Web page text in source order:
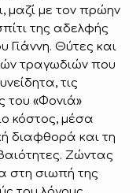
μαζί με τον πρώην
της αδελφής
Γιάννη. Θύτες και
τραγωδιών που
τις
του «Φονιά»
κόστος, μέσα
διαφθορά και τη
Ζώντας
στη σιωπή της